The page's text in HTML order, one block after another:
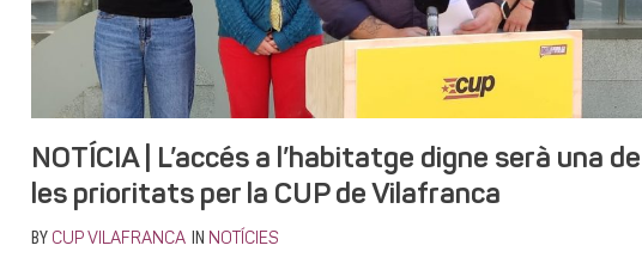
NOTÍCIA | L’accés a l’habitatge digne serà una de
les prioritats per la CUP de Vilafranca
BY CUP VILAFRANCA IN NOTÍCIES